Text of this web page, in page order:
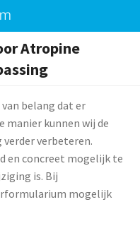
Atropine
belang dat er
manier kunnen wij de
verbeteren.
en concreet mogelijk te
is. Bij
mogelijk